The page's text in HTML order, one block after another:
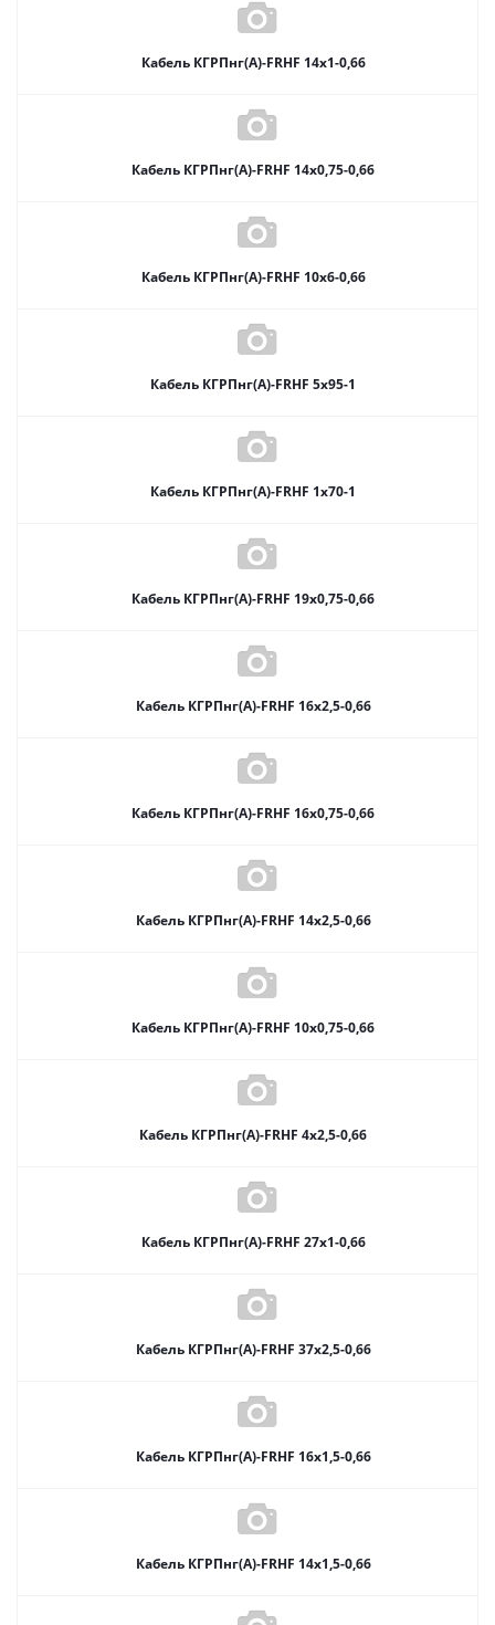
Кабель КГРПнг(А)-FRHF 14х1-0,66
Кабель КГРПнг(А)-FRHF 14х0,75-0,66
Кабель КГРПнг(А)-FRHF 10х6-0,66
Кабель КГРПнг(А)-FRHF 5х95-1
Кабель КГРПнг(А)-FRHF 1х70-1
Кабель КГРПнг(А)-FRHF 19х0,75-0,66
Кабель КГРПнг(А)-FRHF 16х2,5-0,66
Кабель КГРПнг(А)-FRHF 16х0,75-0,66
Кабель КГРПнг(А)-FRHF 14х2,5-0,66
Кабель КГРПнг(А)-FRHF 10х0,75-0,66
Кабель КГРПнг(А)-FRHF 4х2,5-0,66
Кабель КГРПнг(А)-FRHF 27х1-0,66
Кабель КГРПнг(А)-FRHF 37х2,5-0,66
Кабель КГРПнг(А)-FRHF 16х1,5-0,66
Кабель КГРПнг(А)-FRHF 14х1,5-0,66